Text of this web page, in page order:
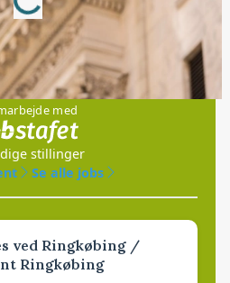
med
stillinger
Se alle jobs
ved Ringkøbing /
Ringkøbing